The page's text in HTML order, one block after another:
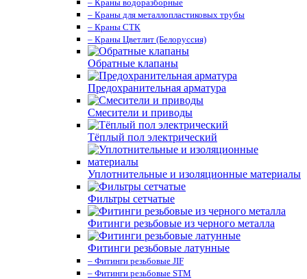
– Краны водоразборные
– Краны для металлопластиковых трубы
– Краны СТК
– Краны Цветлит (Белоруссия)
Обратные клапаны
Предохранительная арматура
Смесители и приводы
Тёплый пол электрический
Уплотнительные и изоляционные материалы
Фильтры сетчатые
Фитинги резьбовые из черного металла
Фитинги резьбовые латунные
– Фитинги резьбовые JIF
– Фитинги резьбовые STM